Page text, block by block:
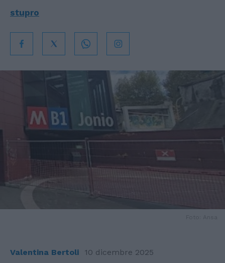
stupro
Valentina Bertoli 10 dicembre 2025